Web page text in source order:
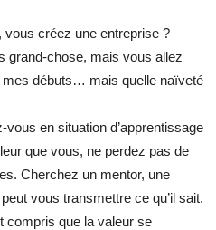
créez une entreprise ?
grand-chose, mais vous allez
débuts… mais quelle naïveté
en situation d’apprentissage
que vous, ne perdez pas de
Cherchez un mentor, une
vous transmettre ce qu’il sait.
compris que la valeur se